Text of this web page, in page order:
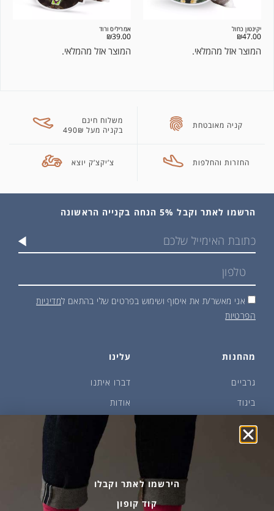
יקינטון כחול
₪47.00
המוצר אזל מהמלאי.
אמריליס ורוד
₪39.00
המוצר אזל מהמלאי.
קניה מאובטחת
משלוח חינם
בקניה מעל 490₪
החזרות והחלפות צ’יקצ’ק יוצא
מהחנות
גרביים
ביגוד
שמן זית ודבש
פקעות ובצלים
עלינו
דברו איתנו
אודות
איפה קונים?
הבלוג של יודפת
הרשמו לאתר וקבל 5% הנחה בקנייה הראשונה
אני מאשר/ת את איסוף ושימוש בפרטים שלי בהתאם למדיניות
הפרטיות
הירשמו לאתר וקבלו
קוד קופון